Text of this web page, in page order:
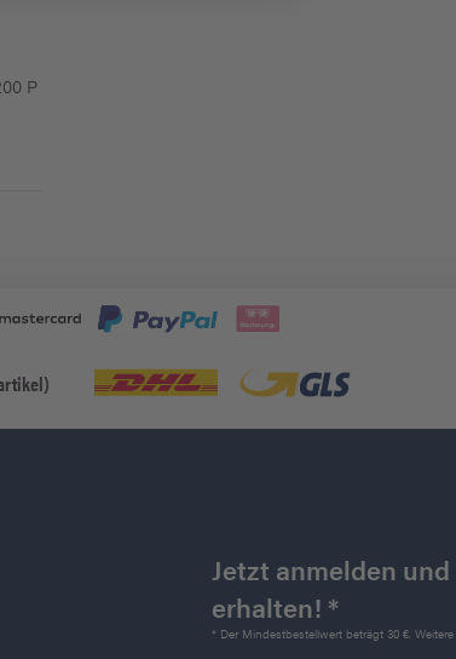
P
Jetzt anmelden
erhalten! *
* Der Mindestbestellwert beträgt 30 €.